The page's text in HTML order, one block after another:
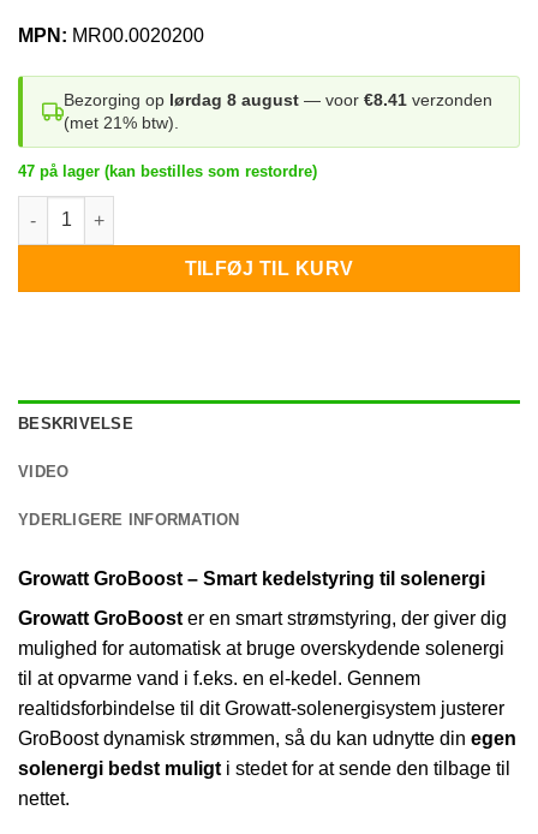
MPN: MR00.0020200
Bezorging op lørdag 8 august — voor €8.41 verzonden
(met 21% btw).
47 på lager (kan bestilles som restordre)
Growatt Groboost antal
TILFØJ TIL KURV
BESKRIVELSE
VIDEO
YDERLIGERE INFORMATION
Growatt GroBoost – Smart kedelstyring til solenergi
Growatt GroBoost er en smart strømstyring, der giver dig
mulighed for automatisk at bruge overskydende solenergi
til at opvarme vand i f.eks. en el-kedel. Gennem
realtidsforbindelse til dit Growatt-solenergisystem justerer
GroBoost dynamisk strømmen, så du kan udnytte din egen
solenergi bedst muligt i stedet for at sende den tilbage til
nettet.